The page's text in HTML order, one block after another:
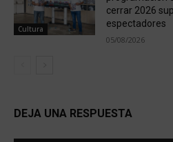
Cultura
cerrar 2026
espectadores
05/08/2026
DEJA UNA RESPUESTA